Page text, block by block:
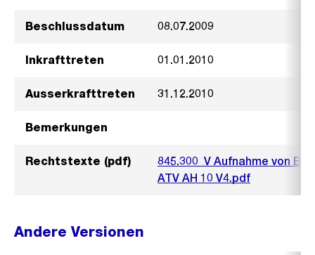
Beschlussdatum 08.07.2009
Inkrafttreten 01.01.2010
Ausserkrafttreten 31.12.2010
Bemerkungen
Rechtstexte (pdf)
845.300_V Aufnahme von
ATV AH 10 V4.pdf
Andere Versionen